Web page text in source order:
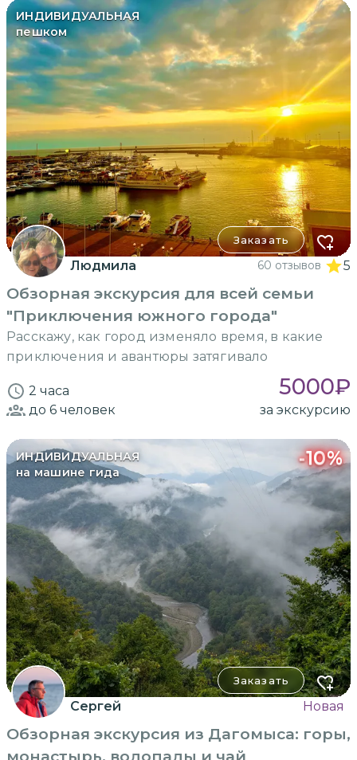
ИНДИВИДУАЛЬНАЯ
пешком
Заказать
Людмила 60 отзывов 5
Обзорная экскурсия для всей семьи
"Приключения южного города"
Расскажу, как город изменяло время, в какие
приключения и авантюры затягивало
2 часа 5000₽
до 6 человек за экскурсию
ИНДИВИДУАЛЬНАЯ
на машине гида
-10%
Заказать
Сергей Новая
Обзорная экскурсия из Дагомыса: горы,
монастырь, водопады и чай